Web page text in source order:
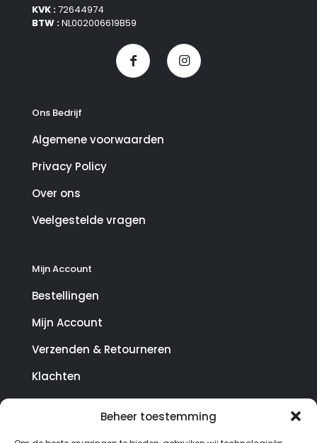
Beheer toestemming
KVK :72644974
BTW :NL002006619B59
Ons Bedrijf
Algemene voorwaarden
Privacy Policy
Over ons
Veelgestelde vragen
Mijn Account
Bestellingen
Mijn Account
Verzenden & Retourneren
Klachten
© Copyright SterrenHosting 2021-2026 - In opdracht